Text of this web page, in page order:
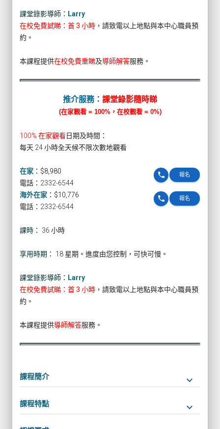
課堂錄影導師： Larry
在校免費試睇：首 3 小時 ，請致電以上地點與本中心職員預
約。
本課程提供在校免費重睇及導師解答服務。
推介服務： 課堂錄影隨時睇
(在家觀看 = 100%，在校觀看 = 0%)
100% 在家觀看日期及時間：
每天 24 小時全天候不限次數地觀看
在家 ： $8,980 報名
phone
電話：2332-6544
海外在家 ： $10,776 報名
phone
電話：2332-6544
課時： 36 小時
享用時期： 18 星期。進度由您控制，可快可慢。
課堂錄影導師： Larry
在校免費試睇：首 3 小時 ，請致電以上地點與本中心職員預
約。
本課程提供導師解答服務。
課程簡介 keyboard_arrow_down
課程特點 keyboard_arrow_down